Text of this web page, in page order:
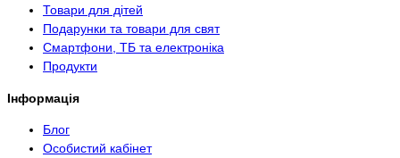
Товари для дітей
Подарунки та товари для свят
Смартфони, ТБ та електроніка
Продукти
Інформація
Блог
Особистий кабінет